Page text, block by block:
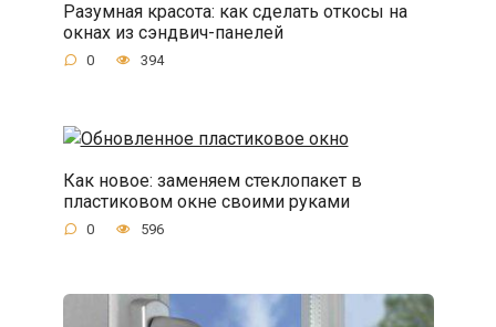
Разумная красота: как сделать откосы на
окнах из сэндвич-панелей
0 394
Как новое: заменяем стеклопакет в
пластиковом окне своими руками
0 596